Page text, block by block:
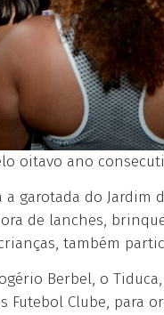
oitavo ano
garotada do Jardim
de lanches,
também
Berbel, o
Futebol Clube, para